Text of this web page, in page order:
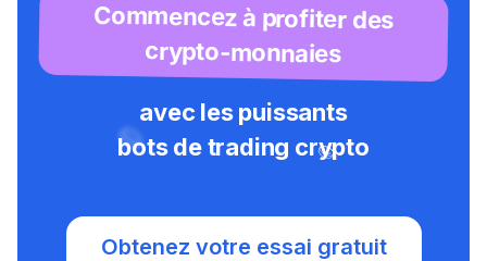
Commencez à profiter des
crypto-monnaies
avec les puissants
bots de trading crypto
Obtenez votre essai gratuit